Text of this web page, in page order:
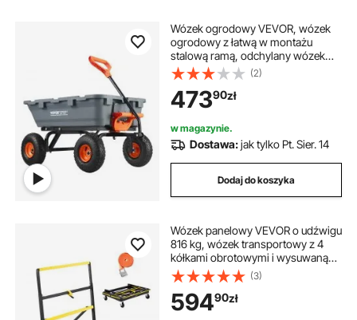
Wózek ogrodowy VEVOR, wózek
ogrodowy z łatwą w montażu
stalową ramą, odchylany wózek
transportowy z rozkładaną rączką
2 w 1, wielofunkcyjna taczka o
udźwigu 360 kg, opony o
szerokości 255 mm
(2)
47390zł
w magazynie.
Dostawa:jak tylko Pt. Sier. 14
Dodaj do koszyka
Wózek panelowy VEVOR o udźwigu
816 kg, wózek transportowy z 4
kółkami obrotowymi i wysuwaną
platformą załadunkową, składany
wózek panelowy z pasem
mocującym do transportu sklejki,
płyt gipsowo-kartonowych i szkła
(3)
59490zł